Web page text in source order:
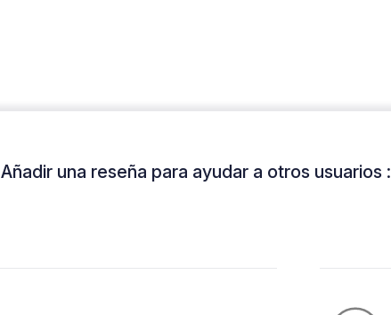
Añadir una reseña para ayudar a otros usuarios :